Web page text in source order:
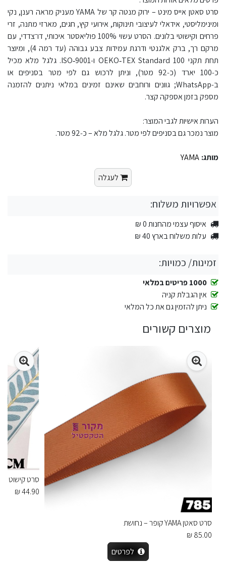
סרט סאטן אייס מינט – ירוק מנטה קר של YAMA מעניק מראה רענן, נקי
ומינימליסטי, אידאלי לעיצובי תינוקות, אירועי קיץ, חגים, מארזי מתנה, זרי
פרחים וקישוטי בלונים. הסרט עשוי 100% פוליאסטר איכותי, דו־צדדי, עם
מרקם רך, ברק אלגנטי ודרגת עמידות צבע גבוהה (עד רמה 4), ומיוצר
תחת תקני OEKO‑TEX Standard 100 ו‑ISO‑9001. גלגל מלא מכיל
כ‑100 יארד (כ‑92 מטר), וניתן לרכוש גם לפי מטר בסניפים או
ב‑WhatsApp; גוונים ורוחבים שאינם זמינים במלאי ניתנים להזמנה
מספק בזמן אספקה קצר.​
הערות אישיות לגבי המוצר:
מוצר נמכר גם בסניפים לפי מטר. גלגל מלא – כ‑92 מטר.
מותג: YAMA
לעגלה
אפשרויות משלוח:
איסוף עצמי מהחנות 0 ₪
עלות משלוח בארץ 40 ₪
זמינות/ כמויות:
1000 פריטים במלאי
אין הגבלת קניה
ניתן להזמין גם את כל המלאי
מוצרים קשורים
סרט סאטן YAMA קופר – נחושת
85.00 ₪
לפרטים
סרט קישוט
44.90 ₪